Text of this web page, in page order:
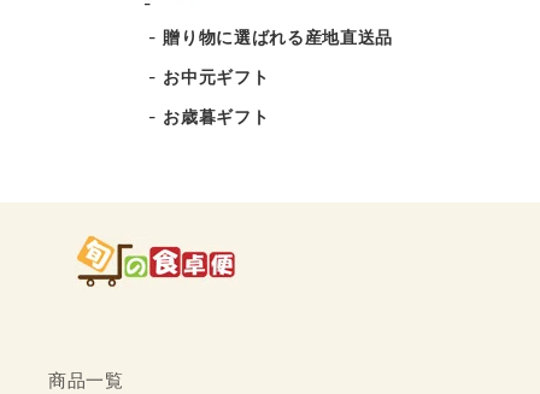
贈り物に選ばれる産地直送品
お中元ギフト
お歳暮ギフト
商品一覧